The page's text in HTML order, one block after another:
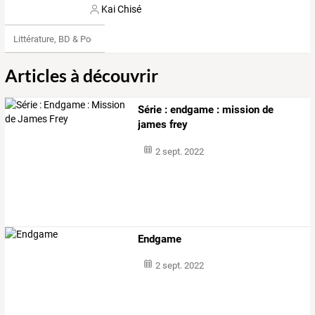
Kai Chisé
Littérature, BD & Poésie
Articles à découvrir
Série : endgame : mission de
james frey
2 sept. 2022
Endgame
2 sept. 2022